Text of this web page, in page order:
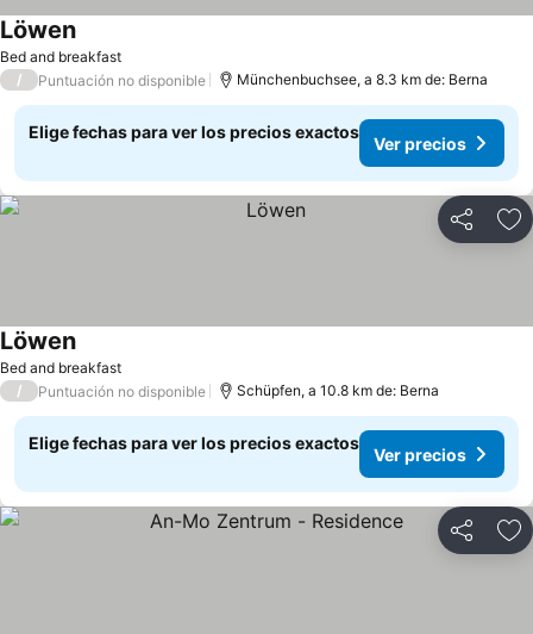
Bed and breakfast
Löwen
/ Puntuación no disponible Münchenbuchsee, a 8.3 km de: Berna
Elige fechas para ver los precios exactos
Ver precios
Compartir
Bed and breakfast
Löwen
/ Puntuación no disponible Schüpfen, a 10.8 km de: Berna
Elige fechas para ver los precios exactos
Ver precios
Compartir